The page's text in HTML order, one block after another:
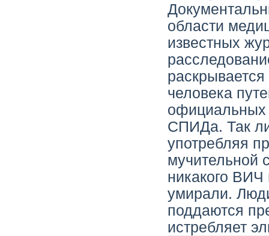
области
известных
человека
официальных
СПИДа. Так
употребляя
мучительной
никакого
умирали.
поддаются
истребляет